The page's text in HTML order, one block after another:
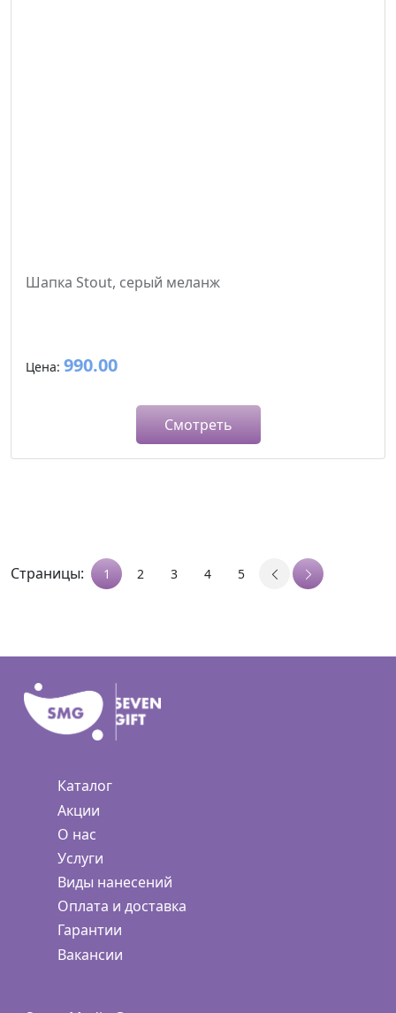
Шапка Stout, серый меланж
Цена: 990.00
Смотреть
Страницы: 1 2 3 4 5
Каталог
Акции
О нас
Услуги
Виды нанесений
Оплата и доставка
Гарантии
Вакансии